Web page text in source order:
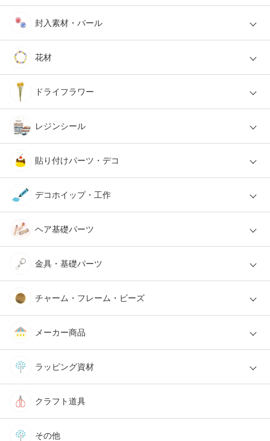
封入素材・パール
花材
ドライフラワー
レジンシール
貼り付けパーツ・デコ
デコホイップ・工作
ヘア基礎パーツ
金具・基礎パーツ
チャーム・フレーム・ビーズ
メーカー商品
ラッピング資材
クラフト道具
その他